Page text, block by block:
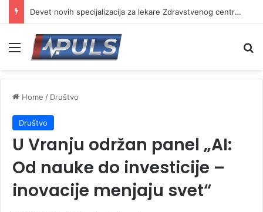
Devet novih specijalizacija za lekare Zdravstvenog centra Vranje
Menu
Home / Društvo
Društvo
U Vranju održan panel „AI:
Od nauke do investicije –
inovacije menjaju svet“